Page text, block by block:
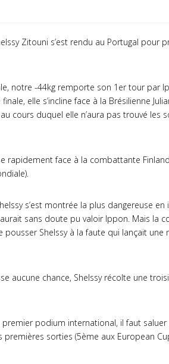
Zitouni s’est rendu au Portugal pour
notre -44kg remporte son 1er tour par
elle s’incline face à la Brésilienne
cours duquel elle n’aura pas trouvé les
rapidement face à la combattante
s’est montrée la plus dangereuse en
sans doute pu valoir Ippon. Mais la
pousser Shelssy à la faute qui lançait une
aucune chance, Shelssy récolte une
premier podium international, il faut
sorties (5ème aux European